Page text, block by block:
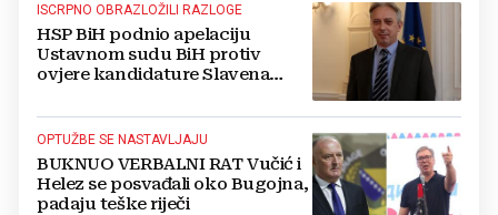
ISCRPNO OBRAZLOŽILI RAZLOGE
HSP BiH podnio apelaciju
Ustavnom sudu BiH protiv
ovjere kandidature Slavena
OPTUŽBE SE NASTAVLJAJU
BUKNUO VERBALNI RAT Vučić i
Helez se posvađali oko Bugojna,
padaju teške riječi